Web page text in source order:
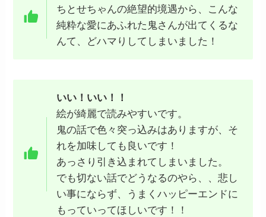
ちとせちゃんの絶望的境遇から、こんな
純粋な愛にあふれた鬼さんが出てくるな
んて、どハマりしてしまいました！
いい！いい！！
絵が綺麗で読みやすいです。
鬼の話で色々突っ込みはありますが、そ
れを加味しても良いです！
あっさり引き込まれてしまいました。
でも切ない話でどうなるのやら、、悲し
い事にならず、うまくハッピーエンドに
もっていってほしいです！！